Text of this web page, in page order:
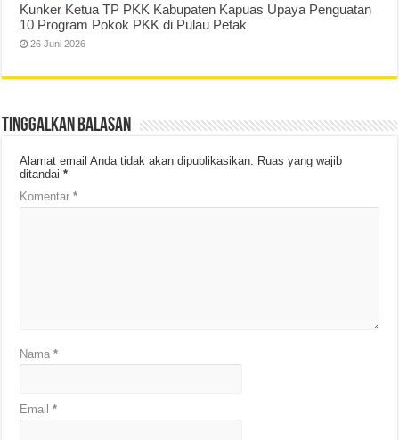
Kunker Ketua TP PKK Kabupaten Kapuas Upaya Penguatan
10 Program Pokok PKK di Pulau Petak
26 Juni 2026
Tinggalkan Balasan
Alamat email Anda tidak akan dipublikasikan. Ruas yang wajib
ditandai*
Komentar*
Nama*
Email*